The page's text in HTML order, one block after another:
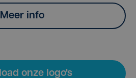
Meer info
onze logo's